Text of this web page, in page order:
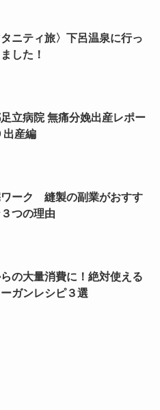
タニティ旅〉下呂温泉に行っ
した！
立病院 無痛分娩出産レポー
出産編
ーク 縫製の副業がおすす
つの理由
の大量消費に！絶対使える
ガンレシピ３選